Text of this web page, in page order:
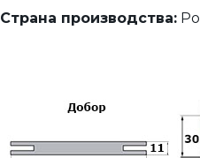
Страна производства: